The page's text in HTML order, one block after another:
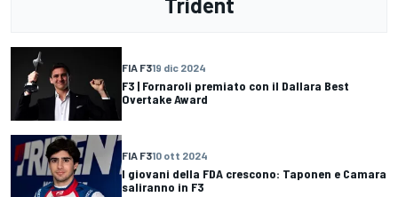
FIA F319 dic 2024
F3 | Fornaroli premiato con il Dallara Best
Overtake Award
FIA F310 ott 2024
I giovani della FDA crescono: Taponen e Camara
saliranno in F3